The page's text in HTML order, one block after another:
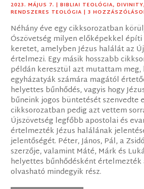
2023. MÁJUS 7. |BIBLIAI TEOLÓGIA,DIVINITY
RENDSZERES TEOLÓGIA | 3
Néhány éve egy cikksorozatban
Ószövetség milyen előképekkel
keretet, amelyben Jézus halálát az
értelmezi. Egy másik hosszabb
példán keresztül azt mutattam meg,
egyházatyák számára magától
helyettes bűnhődés, vagyis hogy
bűneink jogos büntetését szenvedte
cikksorozatban pedig azt vettem
Újszövetség legfőbb apostolai és
értelmezték Jézus halálának
jelentőségét. Péter, János, Pál, a
szerzője, valamint Máté, Márk és
helyettes bűnhődésként
olvasható mindegyik rész.